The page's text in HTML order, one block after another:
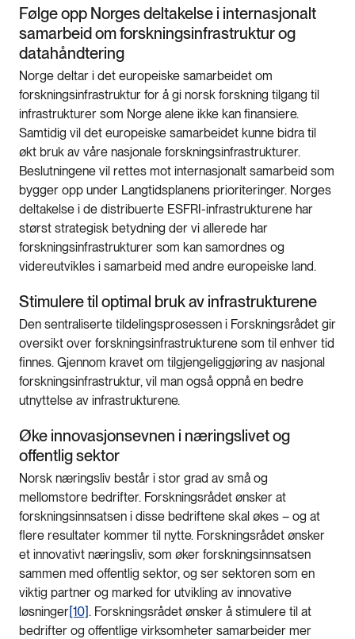
Følge opp Norges deltakelse i internasjonalt
samarbeid om forskningsinfrastruktur og
datahåndtering
Norge deltar i det europeiske samarbeidet om
forskningsinfrastruktur for å gi norsk forskning tilgang til
infrastrukturer som Norge alene ikke kan finansiere.
Samtidig vil det europeiske samarbeidet kunne bidra til
økt bruk av våre nasjonale forskningsinfrastrukturer.
Beslutningene vil rettes mot internasjonalt samarbeid som
bygger opp under Langtidsplanens prioriteringer. Norges
deltakelse i de distribuerte ESFRI-infrastrukturene har
størst strategisk betydning der vi allerede har
forskningsinfrastrukturer som kan samordnes og
videreutvikles i samarbeid med andre europeiske land.
Stimulere til optimal bruk av infrastrukturene
Den sentraliserte tildelingsprosessen i Forskningsrådet gir
oversikt over forskningsinfrastrukturene som til enhver tid
finnes. Gjennom kravet om tilgjengeliggjøring av nasjonal
forskningsinfrastruktur, vil man også oppnå en bedre
utnyttelse av infrastrukturene.
Øke innovasjonsevnen i næringslivet og
offentlig sektor
Norsk næringsliv består i stor grad av små og
mellomstore bedrifter. Forskningsrådet ønsker at
forskningsinnsatsen i disse bedriftene skal økes – og at
flere resultater kommer til nytte. Forskningsrådet ønsker
et innovativt næringsliv, som øker forskningsinnsatsen
sammen med offentlig sektor, og ser sektoren som en
viktig partner og marked for utvikling av innovative
løsninger[10]. Forskningsrådet ønsker å stimulere til at
bedrifter og offentlige virksomheter samarbeider mer